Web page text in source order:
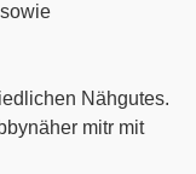
Nähgutes.
mitr mit